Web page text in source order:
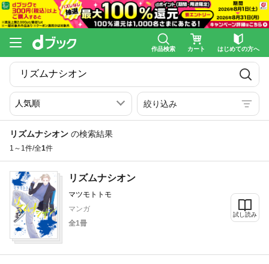
作品検索 カート はじめての方へ
絞り込み
リズムナシオン の検索結果
1～1件/全1件
リズムナシオン
マツモトトモ
マンガ
全1冊
試し読み